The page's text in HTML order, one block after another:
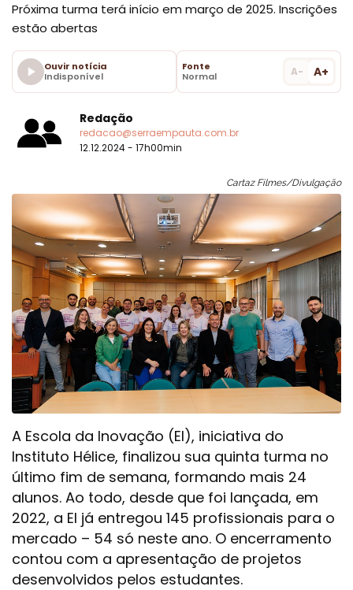
Próxima turma terá início em março de 2025. Inscrições
estão abertas
Ouvir notícia
Indisponível
Fonte
Normal
A- A+
Redação
redacao@serraempauta.com.br
12.12.2024 - 17h00min
Cartaz Filmes/Divulgação
A Escola da Inovação (EI), iniciativa do
Instituto Hélice, finalizou sua quinta turma no
último fim de semana, formando mais 24
alunos. Ao todo, desde que foi lançada, em
2022, a EI já entregou 145 profissionais para o
mercado – 54 só neste ano. O encerramento
contou com a apresentação de projetos
desenvolvidos pelos estudantes.